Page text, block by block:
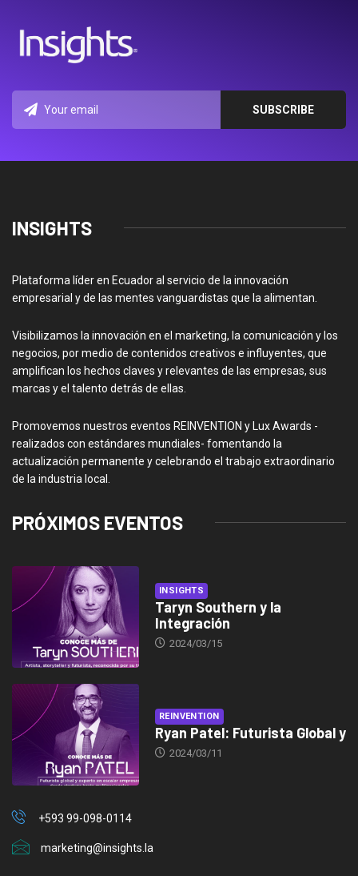
INSIGHTS
Plataforma líder en Ecuador al servicio de la innovación
empresarial y de las mentes vanguardistas que la alimentan.
Visibilizamos la innovación en el marketing, la comunicación y los
negocios, por medio de contenidos creativos e influyentes, que
amplifican los hechos claves y relevantes de las empresas, sus
marcas y el talento detrás de ellas.
Promovemos nuestros eventos REINVENTION y Lux Awards -
realizados con estándares mundiales- fomentando la
actualización permanente y celebrando el trabajo extraordinario
de la industria local.
PRÓXIMOS EVENTOS
INSIGHTS
Taryn Southern y la
Integración
2024/03/15
REINVENTION
Ryan Patel: Futurista Global y
2024/03/11
+593 99-098-0114
marketing@insights.la